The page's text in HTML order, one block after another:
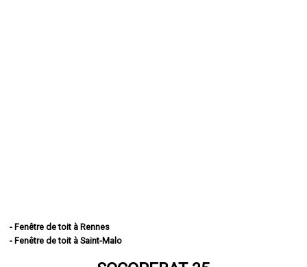
- Fenêtre de toit à Rennes
- Fenêtre de toit à Saint-Malo